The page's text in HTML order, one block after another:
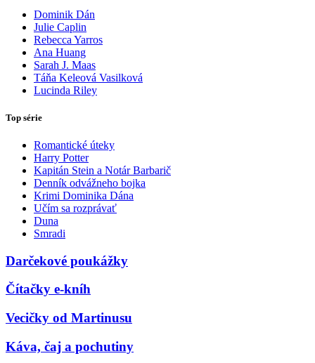
Dominik Dán
Julie Caplin
Rebecca Yarros
Ana Huang
Sarah J. Maas
Táňa Keleová Vasilková
Lucinda Riley
Top série
Romantické úteky
Harry Potter
Kapitán Stein a Notár Barbarič
Denník odvážneho bojka
Krimi Dominika Dána
Učím sa rozprávať
Duna
Smradi
Darčekové poukážky
Čítačky e-kníh
Vecičky od Martinusu
Káva, čaj a pochutiny